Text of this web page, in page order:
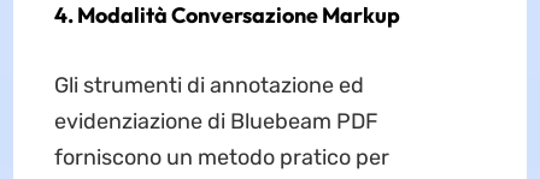
4. Modalità Conversazione Markup
Gli strumenti di annotazione ed
evidenziazione di Bluebeam PDF
forniscono un metodo pratico per